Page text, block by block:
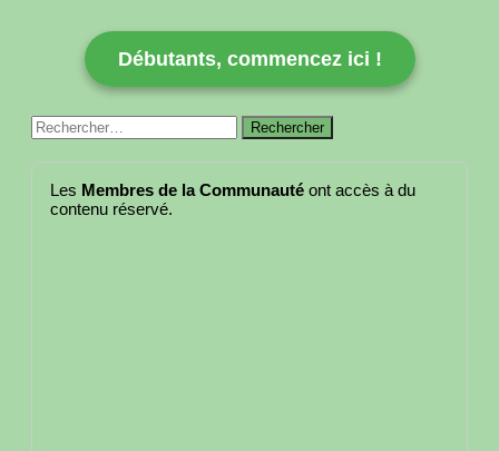
Débutants, commencez ici !
Rechercher :
Les Membres de la Communauté ont accès à du
contenu réservé.